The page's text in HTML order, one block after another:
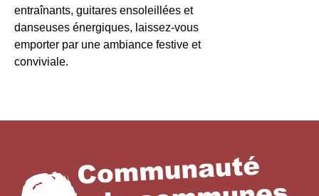
entraînants, guitares ensoleillées et
danseuses énergiques, laissez-vous
emporter par une ambiance festive et
conviviale.